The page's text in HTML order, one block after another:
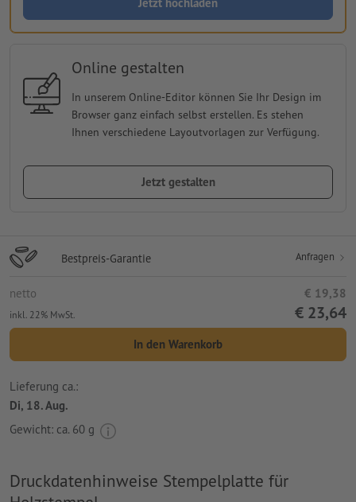
Jetzt hochladen
Online gestalten
In unserem Online-Editor können Sie Ihr Design im
Browser ganz einfach selbst erstellen. Es stehen
Ihnen verschiedene Layoutvorlagen zur Verfügung.
Jetzt gestalten
Bestpreis-Garantie Anfragen
netto € 19,38
inkl. 22% MwSt. € 23,64
In den Warenkorb
Lieferung ca.:
Di, 18. Aug.
Gewicht: ca. 60 g
Druckdatenhinweise Stempelplatte für